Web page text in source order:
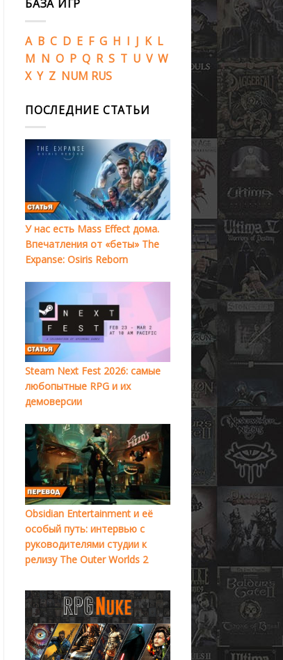
БАЗА ИГР
A B C D E F G H I J K L
M N O P Q R S T U V W
X Y Z NUM RUS
ПОСЛЕДНИЕ СТАТЬИ
У нас есть Mass Effect дома.
Впечатления от «беты» The
Expanse: Osiris Reborn
Steam Next Fest 2026: самые
любопытные RPG и их
демоверсии
Obsidian Entertainment и её
особый путь: интервью с
руководителями студии к
релизу The Outer Worlds 2